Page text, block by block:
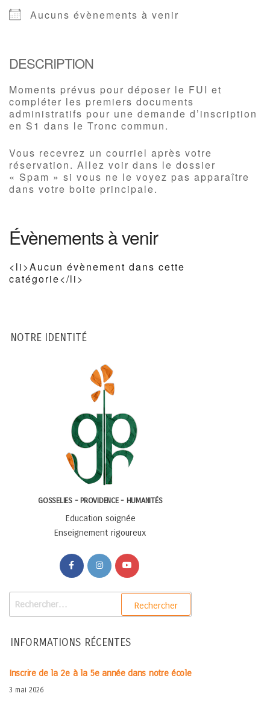
Aucuns évènements à venir
DESCRIPTION
Moments prévus pour déposer le FUI et
compléter les premiers documents
administratifs pour une demande d’inscription
en S1 dans le Tronc commun.
Vous recevrez un courriel après votre
réservation. Allez voir dans le dossier
« Spam » si vous ne le voyez pas apparaître
dans votre boite principale.
Évènements à venir
<li>Aucun évènement dans cette
catégorie</li>
NOTRE IDENTITÉ
GOSSELIES - PROVIDENCE - HUMANITÉS
Education soignée
Enseignement rigoureux
INFORMATIONS RÉCENTES
Inscrire de la 2e à la 5e année dans notre école
3 mai 2026